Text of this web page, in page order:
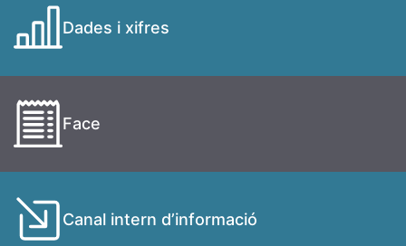
Dades i xifres
Face
Canal intern d’informació